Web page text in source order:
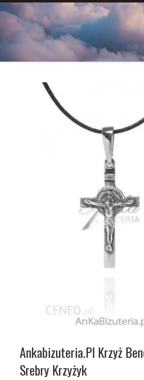
Ankabizuteria.Pl Krzyż
Srebry Krzyżyk